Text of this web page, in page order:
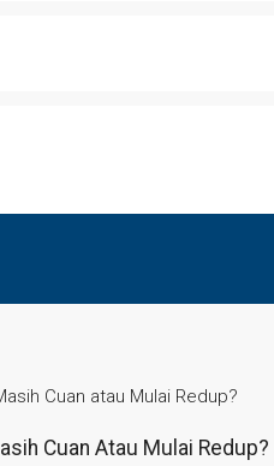
Cuan atau Mulai Redup?
Cuan Atau Mulai Redup?